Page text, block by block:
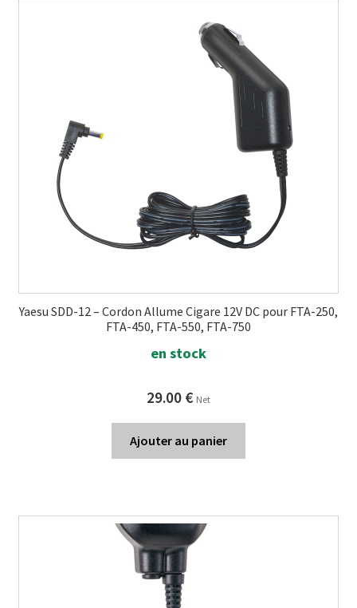
Yaesu SDD-12 – Cordon Allume Cigare 12V DC pour FTA-250,
FTA-450, FTA-550, FTA-750
en stock
29.00 € Net
Ajouter au panier